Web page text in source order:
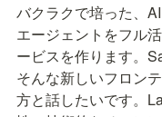
バクラクで培った、
エージェントをフル
ービスを作ります。
そんな新しいフロン
方と話したいです。